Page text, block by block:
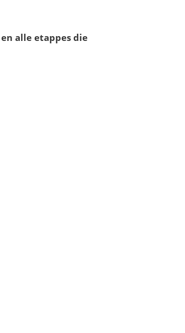
alle etappes die